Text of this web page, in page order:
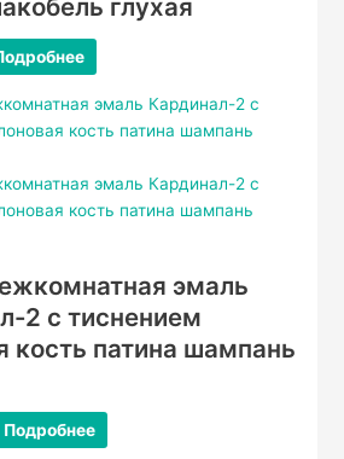
глухая
эмаль
2 с тиснением
кость патина шампань
Подробнее